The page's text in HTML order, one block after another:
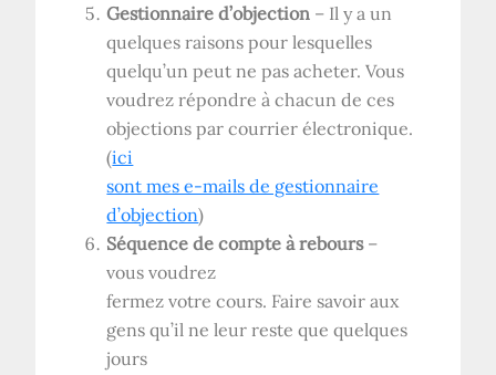
Gestionnaire d’objection – Il y a un
quelques raisons pour lesquelles
quelqu’un peut ne pas acheter. Vous
voudrez répondre à chacun de ces
objections par courrier électronique.
(ici
sont mes e-mails de gestionnaire
d’objection)
Séquence de compte à rebours–
vous voudrez
fermez votre cours. Faire savoir aux
gens qu’il ne leur reste que quelques
jours